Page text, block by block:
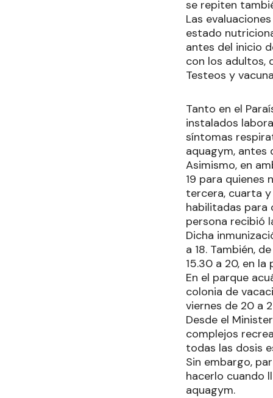
se repiten
Las
estado
antes del inicio
con los adultos,
Testeos y
Tanto en el
instalados
síntomas
aquagym, antes
Asimismo, en
19 para quienes
tercera, cuarta
habilitadas para
persona recibió
Dicha
a 18. También,
15.30 a 20, en la
En el parque
colonia de
viernes de 20 a
Desde el
complejos
todas las dosis
Sin embargo,
hacerlo cuando
aquagym.